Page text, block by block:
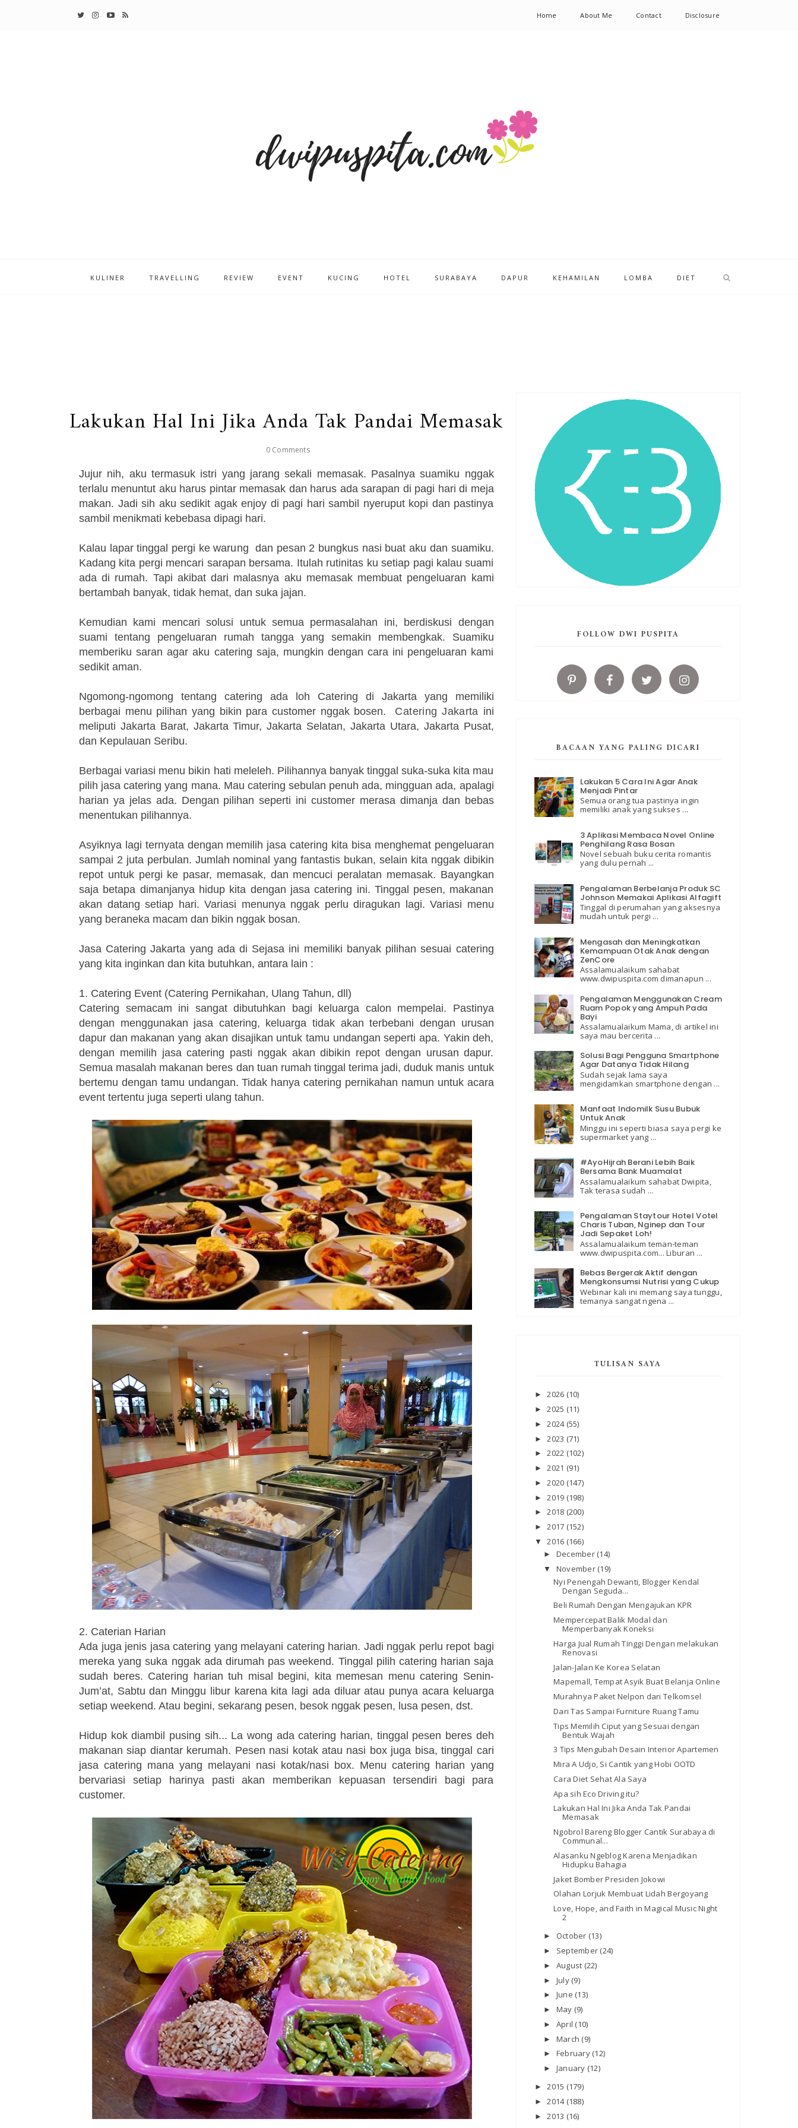
Home About Me Contact Disclosure
KULINER TRAVELLING REVIEW EVENT KUCING HOTEL SURABAYA DAPUR KEHAMILAN LOMBA DIET
Lakukan Hal Ini Jika Anda Tak Pandai Memasak
0 Comments
Jujur nih, aku termasuk istri yang jarang sekali memasak. Pasalnya suamiku nggak
terlalu menuntut aku harus pintar memasak dan harus ada sarapan di pagi hari di meja
makan. Jadi sih aku sedikit agak enjoy di pagi hari sambil nyeruput kopi dan pastinya
sambil menikmati kebebasa dipagi hari.
Kalau lapar tinggal pergi ke warung dan pesan 2 bungkus nasi buat aku dan suamiku.
Kadang kita pergi mencari sarapan bersama. Itulah rutinitas ku setiap pagi kalau suami
ada di rumah. Tapi akibat dari malasnya aku memasak membuat pengeluaran kami
bertambah banyak, tidak hemat, dan suka jajan.
Kemudian kami mencari solusi untuk semua permasalahan ini, berdiskusi dengan
suami tentang pengeluaran rumah tangga yang semakin membengkak. Suamiku
memberiku saran agar aku catering saja, mungkin dengan cara ini pengeluaran kami
sedikit aman.
Ngomong-ngomong tentang catering ada loh Catering di Jakarta yang memiliki
berbagai menu pilihan yang bikin para customer nggak bosen. Catering Jakarta ini
meliputi Jakarta Barat, Jakarta Timur, Jakarta Selatan, Jakarta Utara, Jakarta Pusat,
dan Kepulauan Seribu.
Berbagai variasi menu bikin hati meleleh. Pilihannya banyak tinggal suka-suka kita mau
pilih jasa catering yang mana. Mau catering sebulan penuh ada, mingguan ada, apalagi
harian ya jelas ada. Dengan pilihan seperti ini customer merasa dimanja dan bebas
menentukan pilihannya.
Asyiknya lagi ternyata dengan memilih jasa catering kita bisa menghemat pengeluaran
sampai 2 juta perbulan. Jumlah nominal yang fantastis bukan, selain kita nggak dibikin
repot untuk pergi ke pasar, memasak, dan mencuci peralatan memasak. Bayangkan
saja betapa dimanjanya hidup kita dengan jasa catering ini. Tinggal pesen, makanan
akan datang setiap hari. Variasi menunya nggak perlu diragukan lagi. Variasi menu
yang beraneka macam dan bikin nggak bosan.
Jasa Catering Jakarta yang ada di Sejasa ini memiliki banyak pilihan sesuai catering
yang kita inginkan dan kita butuhkan, antara lain :
1. Catering Event (Catering Pernikahan, Ulang Tahun, dll)
Catering semacam ini sangat dibutuhkan bagi keluarga calon mempelai. Pastinya
dengan menggunakan jasa catering, keluarga tidak akan terbebani dengan urusan
dapur dan makanan yang akan disajikan untuk tamu undangan seperti apa. Yakin deh,
dengan memilih jasa catering pasti nggak akan dibikin repot dengan urusan dapur.
Semua masalah makanan beres dan tuan rumah tinggal terima jadi, duduk manis untuk
bertemu dengan tamu undangan. Tidak hanya catering pernikahan namun untuk acara
event tertentu juga seperti ulang tahun.
2. Caterian Harian
Ada juga jenis jasa catering yang melayani catering harian. Jadi nggak perlu repot bagi
mereka yang suka nggak ada dirumah pas weekend. Tinggal pilih catering harian saja
sudah beres. Catering harian tuh misal begini, kita memesan menu catering Senin-
Jum’at, Sabtu dan Minggu libur karena kita lagi ada diluar atau punya acara keluarga
setiap weekend. Atau begini, sekarang pesen, besok nggak pesen, lusa pesen, dst.
Hidup kok diambil pusing sih... La wong ada catering harian, tinggal pesen beres deh
makanan siap diantar kerumah. Pesen nasi kotak atau nasi box juga bisa, tinggal cari
jasa catering mana yang melayani nasi kotak/nasi box. Menu catering harian yang
bervariasi setiap harinya pasti akan memberikan kepuasan tersendiri bagi para
customer.
FOLLOW DWI PUSPITA
BACAAN YANG PALING DICARI
Lakukan 5 Cara Ini Agar Anak
Menjadi Pintar
Semua orang tua pastinya ingin
memiliki anak yang sukses ...
3 Aplikasi Membaca Novel Online
Penghilang Rasa Bosan
Novel sebuah buku cerita romantis
yang dulu pernah ...
Pengalaman Berbelanja Produk SC
Johnson Memakai Aplikasi Alfagift
Tinggal di perumahan yang aksesnya
mudah untuk pergi ...
Mengasah dan Meningkatkan
Kemampuan Otak Anak dengan
ZenCore
Assalamualaikum sahabat
www.dwipuspita.com dimanapun ...
Pengalaman Menggunakan Cream
Ruam Popok yang Ampuh Pada
Bayi
Assalamualaikum Mama, di artikel ini
saya mau bercerita ...
Solusi Bagi Pengguna Smartphone
Agar Datanya Tidak Hilang
Sudah sejak lama saya
mengidamkan smartphone dengan ...
Manfaat Indomilk Susu Bubuk
Untuk Anak
Minggu ini seperti biasa saya pergi ke
supermarket yang ...
#AyoHijrah Berani Lebih Baik
Bersama Bank Muamalat
Assalamualaikum sahabat Dwipita,
Tak terasa sudah ...
Pengalaman Staytour Hotel Votel
Charis Tuban, Nginep dan Tour
Jadi Sepaket Loh!
Assalamualaikum teman-teman
www.dwipuspita.com... Liburan ...
Bebas Bergerak Aktif dengan
Mengkonsumsi Nutrisi yang Cukup
Webinar kali ini memang saya tunggu,
temanya sangat ngena ...
TULISAN SAYA
►2026 (10)
►2025 (11)
►2024 (55)
►2023 (71)
►2022 (102)
►2021 (91)
►2020 (147)
►2019 (198)
►2018 (200)
►2017 (152)
▼2016 (166)
► December (14)
▼ November (19)
Nyi Penengah Dewanti, Blogger Kendal
Dengan Seguda...
Beli Rumah Dengan Mengajukan KPR
Mempercepat Balik Modal dan
Memperbanyak Koneksi
Harga Jual Rumah Tinggi Dengan melakukan
Renovasi
Jalan-Jalan Ke Korea Selatan
Mapemall, Tempat Asyik Buat Belanja Online
Murahnya Paket Nelpon dari Telkomsel
Dari Tas Sampai Furniture Ruang Tamu
Tips Memilih Ciput yang Sesuai dengan
Bentuk Wajah
3 Tips Mengubah Desain Interior Apartemen
Mira A Udjo, Si Cantik yang Hobi OOTD
Cara Diet Sehat Ala Saya
Apa sih Eco Driving itu?
Lakukan Hal Ini Jika Anda Tak Pandai
Memasak
Ngobrol Bareng Blogger Cantik Surabaya di
Communal...
Alasanku Ngeblog Karena Menjadikan
Hidupku Bahagia
Jaket Bomber Presiden Jokowi
Olahan Lorjuk Membuat Lidah Bergoyang
Love, Hope, and Faith in Magical Music Night
2
► October (13)
► September (24)
► August (22)
► July (9)
► June (13)
► May (9)
► April (10)
► March (9)
► February (12)
► January (12)
►2015 (179)
►2014 (188)
►2013 (16)